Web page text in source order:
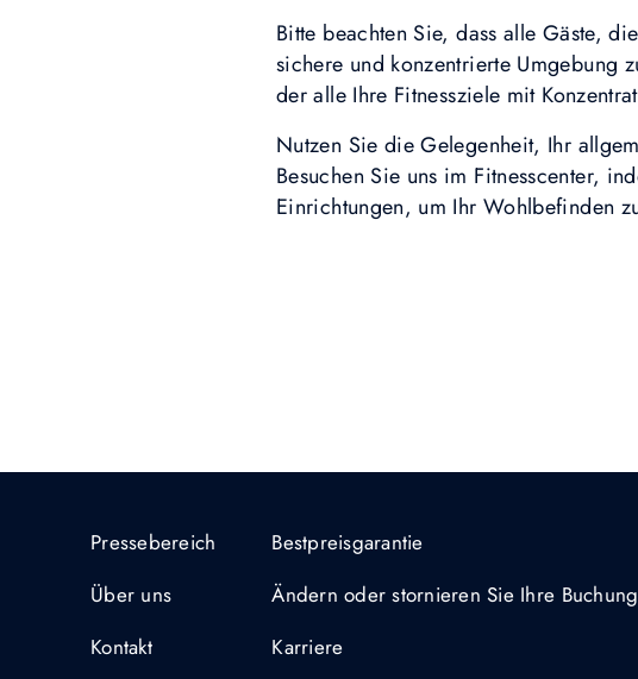
Bitte beachten Sie, dass alle Gäste,
sichere und konzentrierte Umgebung
der alle Ihre Fitnessziele mit
Nutzen Sie die Gelegenheit, Ihr
Besuchen Sie uns im Fitnesscenter,
Einrichtungen, um Ihr Wohlbefinden
Pressebereich
Über uns
Kontakt
Bestpreisgarantie
Ändern oder stornieren Sie Ihre Buchung
Karriere